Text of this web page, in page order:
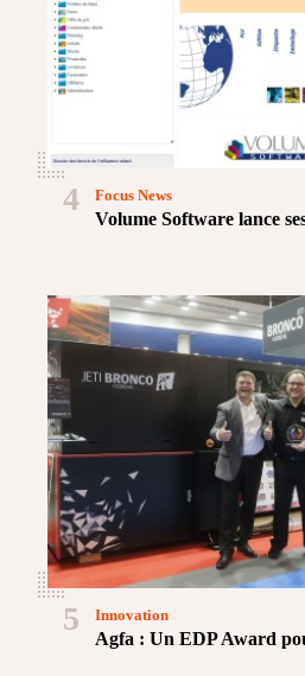
4
Volume Software lance
Focus News
5
Agfa : Un EDP Award
Innovation